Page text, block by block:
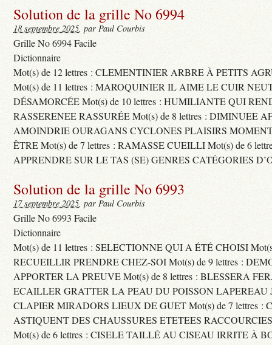
Solution de la grille No 6994
18 septembre 2025, par Paul Courbis
Grille No 6994 Facile
Dictionnaire
Mot(s) de 12 lettres : CLEMENTINIER ARBRE À PETITS
Mot(s) de 11 lettres : MAROQUINIER IL AIME LE CUIR
DÉSAMORCÉE Mot(s) de 10 lettres : HUMILIANTE QUI
RASSERENEE RASSURÉE Mot(s) de 8 lettres : DIMINUEE
AMOINDRIE OURAGANS CYCLONES PLAISIRS
ÊTRE Mot(s) de 7 lettres : RAMASSE CUEILLI Mot(s) de 6
APPRENDRE SUR LE TAS (SE) GENRES CATÉGORIES
Solution de la grille No 6993
17 septembre 2025, par Paul Courbis
Grille No 6993 Facile
Dictionnaire
Mot(s) de 11 lettres : SELECTIONNE QUI A ÉTÉ CHOISI
RECUEILLIR PRENDRE CHEZ-SOI Mot(s) de 9 lettres :
APPORTER LA PREUVE Mot(s) de 8 lettres : BLESSERA
ECAILLER GRATTER LA PEAU DU POISSON LAPEREAU
CLAPIER MIRADORS LIEUX DE GUET Mot(s) de 7 lettres :
ASTIQUENT DES CHAUSSURES ETETEES
Mot(s) de 6 lettres : CISELE TAILLÉ AU CISEAU IRRITE À